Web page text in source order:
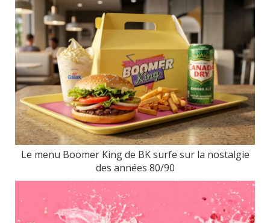
Le menu Boomer King de BK surfe sur la nostalgie
des années 80/90